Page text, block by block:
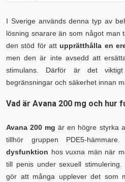
I Sverige används denna typ av
lösning snarare än som något man
den stöd för attupprätthålla en
men den är inte avsedd att
stimulans. Därför är det
begränsningar och säkerhet innan
Vad är Avana 200 mg och hur
Avana 200 mg är en högre styrka
tillhör gruppen PDE5-
dysfunktion hos vuxna män när
till penis under sexuell
gör att många upplever det som